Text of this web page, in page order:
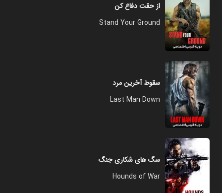
از حقت دفاع کن
Stand Your Ground
سقوط آخرین مرد
Last Man Down
سگ های شکاری جنگ
Hounds of War